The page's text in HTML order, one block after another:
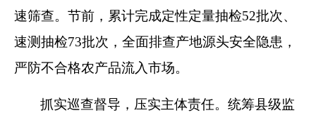
速筛查。节前，累计完成定性定量抽检52批次、
速测抽检73批次，全面排查产地源头安全隐患，
严防不合格农产品流入市场。
抓实巡查督导，压实主体责任。统筹县级监